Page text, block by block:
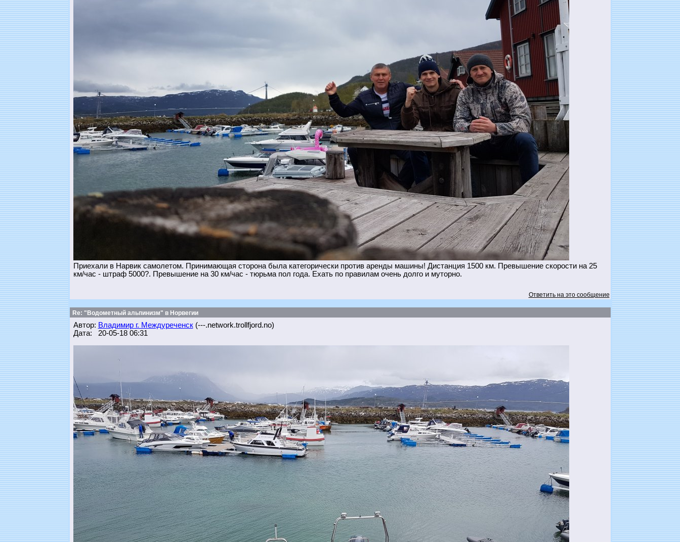
Приехали в Нарвик самолетом. Принимающая сторона была категорически против аренды машины! Дистанция 1500 км. Превышение скорости на 25
км/час - штраф 5000?. Превышение на 30 км/час - тюрьма пол года. Ехать по правилам очень долго и муторно.
Ответить на это сообщение
Re: "Водометный альпинизм" в Норвегии
Автор: Владимир г. Междуреченск(---.network.trollfjord.no)
Дата: 20-05-18 06:31